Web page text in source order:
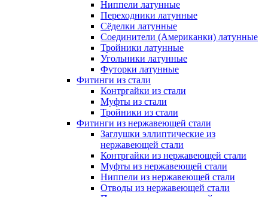
Ниппели латунные
Переходники латунные
Сёделки латунные
Соединители (Американки) латунные
Тройники латунные
Угольники латунные
Футорки латунные
Фитинги из стали
Контргайки из стали
Муфты из стали
Тройники из стали
Фитинги из нержавеющей стали
Заглушки эллиптические из
нержавеющей стали
Контргайки из нержавеющей стали
Муфты из нержавеющей стали
Ниппели из нержавеющей стали
Отводы из нержавеющей стали